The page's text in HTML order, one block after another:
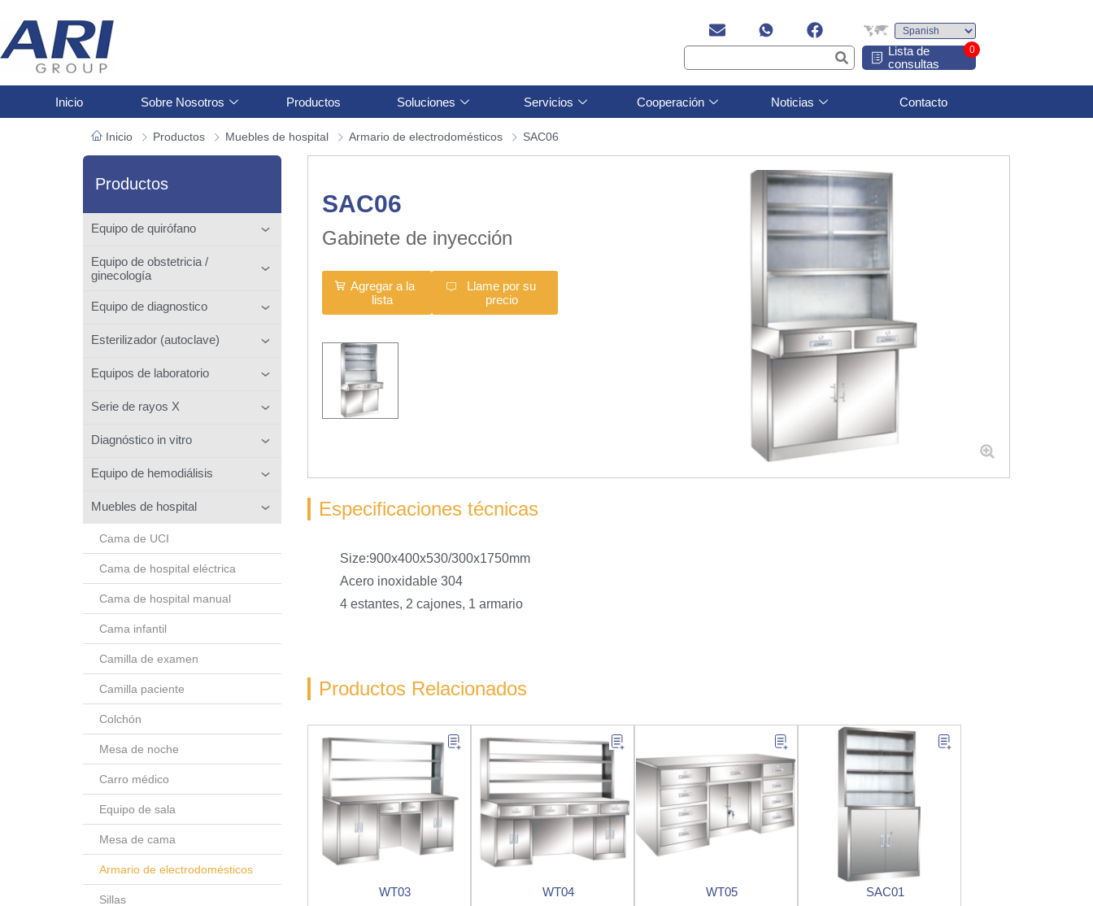
Lista de
consultas
0
Inicio Sobre Nosotros Productos Soluciones Servicios Cooperación Noticias Contacto
Inicio Productos Muebles de hospital Armario de electrodomésticos SAC06
Productos
Equipo de quirófano
Equipo de obstetricia /
ginecología
Equipo de diagnostico
Esterilizador (autoclave)
Equipos de laboratorio
Serie de rayos X
Diagnóstico in vitro
Equipo de hemodiálisis
Muebles de hospital
Cama de UCI
Cama de hospital eléctrica
Cama de hospital manual
Cama infantil
Camilla de examen
Camilla paciente
Colchón
Mesa de noche
Carro médico
Equipo de sala
Mesa de cama
Armario de electrodomésticos
Sillas
SAC06
Gabinete de inyección
Agregar a la
lista
Llame por su
precio
Especificaciones técnicas
Size:900x400x530/300x1750mm
Acero inoxidable 304
4 estantes, 2 cajones, 1 armario
Productos Relacionados
WT03 WT04 WT05 SAC01